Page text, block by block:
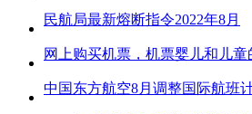
民航局最新熔断指令2022年8月
中国东方航空8月调整国际航班